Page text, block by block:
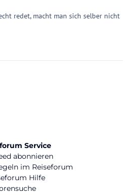
redet, macht man sich selber nicht
Service
abonnieren
im Reiseforum
Hilfe